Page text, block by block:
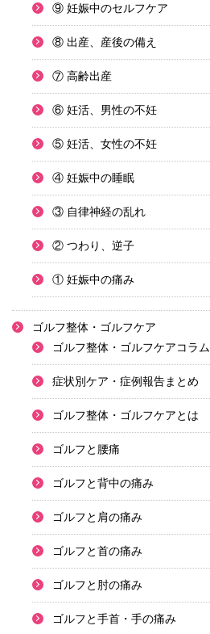
⑨ 妊娠中のセルフケア
⑧ 出産、産後の備え
⑦ 高齢出産
⑥ 妊活、男性の不妊
⑤ 妊活、女性の不妊
④ 妊娠中の睡眠
③ 自律神経の乱れ
② つわり、逆子
① 妊娠中の痛み
ゴルフ整体・ゴルフケア
ゴルフ整体・ゴルフケアコラム
症状別ケア・症例報告まとめ
ゴルフ整体・ゴルフケアとは
ゴルフと腰痛
ゴルフと背中の痛み
ゴルフと肩の痛み
ゴルフと首の痛み
ゴルフと肘の痛み
ゴルフと手首・手の痛み